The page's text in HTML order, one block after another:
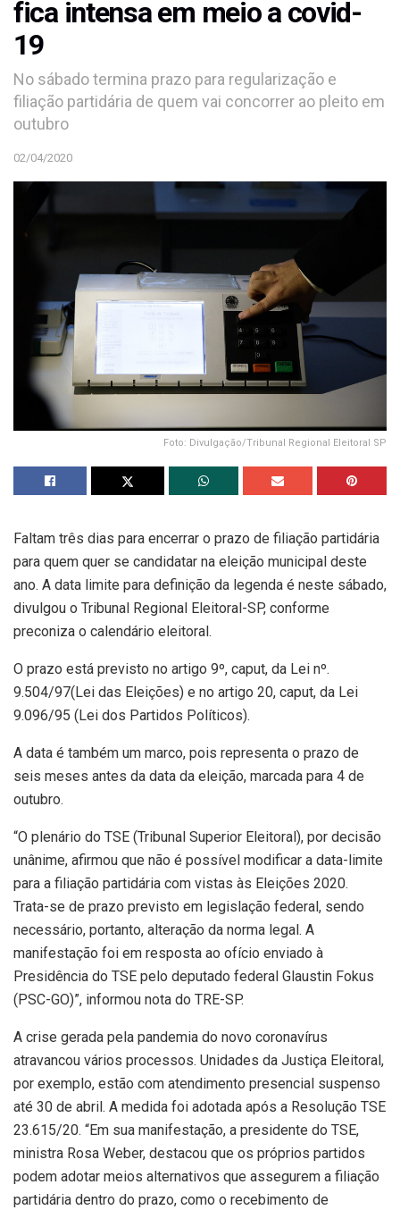
fica intensa em meio a covid-
19
No sábado termina prazo para regularização e
filiação partidária de quem vai concorrer ao pleito em
outubro
02/04/2020
Foto: Divulgação/Tribunal Regional Eleitoral SP
Faltam três dias para encerrar o prazo de filiação partidária
para quem quer se candidatar na eleição municipal deste
ano. A data limite para definição da legenda é neste sábado,
divulgou o Tribunal Regional Eleitoral-SP, conforme
preconiza o calendário eleitoral.
O prazo está previsto no artigo 9º, caput, da Lei nº.
9.504/97(Lei das Eleições) e no artigo 20, caput, da Lei
9.096/95 (Lei dos Partidos Políticos).
A data é também um marco, pois representa o prazo de
seis meses antes da data da eleição, marcada para 4 de
outubro.
“O plenário do TSE (Tribunal Superior Eleitoral), por decisão
unânime, afirmou que não é possível modificar a data-limite
para a filiação partidária com vistas às Eleições 2020.
Trata-se de prazo previsto em legislação federal, sendo
necessário, portanto, alteração da norma legal. A
manifestação foi em resposta ao ofício enviado à
Presidência do TSE pelo deputado federal Glaustin Fokus
(PSC-GO)”, informou nota do TRE-SP.
A crise gerada pela pandemia do novo coronavírus
atravancou vários processos. Unidades da Justiça Eleitoral,
por exemplo, estão com atendimento presencial suspenso
até 30 de abril. A medida foi adotada após a Resolução TSE
23.615/20. “Em sua manifestação, a presidente do TSE,
ministra Rosa Weber, destacou que os próprios partidos
podem adotar meios alternativos que assegurem a filiação
partidária dentro do prazo, como o recebimento de